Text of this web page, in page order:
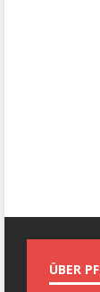
ÜBER